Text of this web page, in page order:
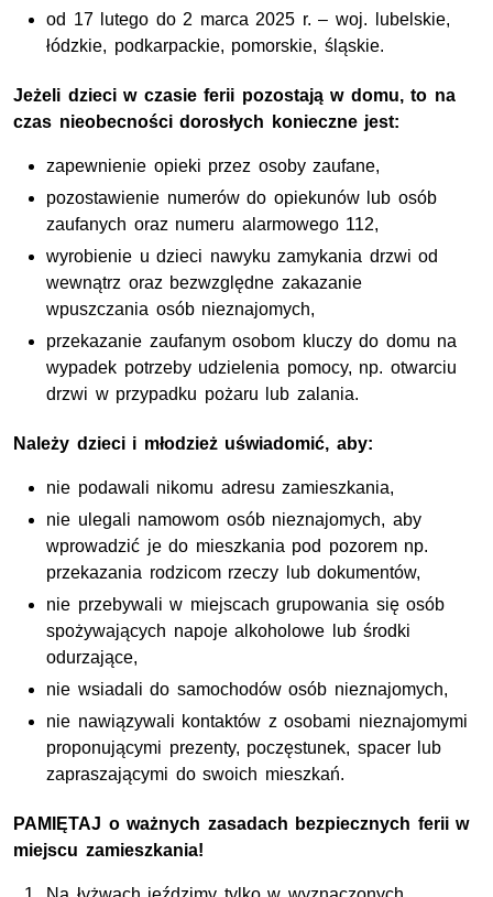
od 17 lutego do 2 marca 2025 r. – woj. lubelskie,
łódzkie, podkarpackie, pomorskie, śląskie.
Jeżeli dzieci w czasie ferii pozostają w domu, to na
czas nieobecności dorosłych konieczne jest:
zapewnienie opieki przez osoby zaufane,
pozostawienie numerów do opiekunów lub osób
zaufanych oraz numeru alarmowego 112,
wyrobienie u dzieci nawyku zamykania drzwi od
wewnątrz oraz bezwzględne zakazanie
wpuszczania osób nieznajomych,
przekazanie zaufanym osobom kluczy do domu na
wypadek potrzeby udzielenia pomocy, np. otwarciu
drzwi w przypadku pożaru lub zalania.
Należy dzieci i młodzież uświadomić, aby:
nie podawali nikomu adresu zamieszkania,
nie ulegali namowom osób nieznajomych, aby
wprowadzić je do mieszkania pod pozorem np.
przekazania rodzicom rzeczy lub dokumentów,
nie przebywali w miejscach grupowania się osób
spożywających napoje alkoholowe lub środki
odurzające,
nie wsiadali do samochodów osób nieznajomych,
nie nawiązywali kontaktów z osobami nieznajomymi
proponującymi prezenty, poczęstunek, spacer lub
zapraszającymi do swoich mieszkań.
PAMIĘTAJ o ważnych zasadach bezpiecznych ferii w
miejscu zamieszkania!